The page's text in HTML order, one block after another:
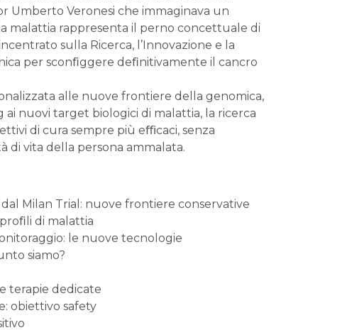
Umberto Veronesi che immaginava un
malattia rappresenta il perno concettuale di
sulla Ricerca, l’Innovazione e la
per sconﬁggere deﬁnitivamente il cancro
alle nuove frontiere della genomica,
nuovi target biologici di malattia, la ricerca
di cura sempre più eﬃcaci, senza
di vita della persona ammalata.
Milan Trial: nuove frontiere conservative
di malattia
le nuove tecnologie
siamo?
terapie dedicate
obiettivo safety